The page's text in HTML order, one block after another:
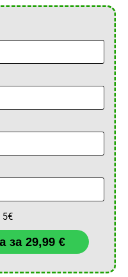
5€
за 29,99 €